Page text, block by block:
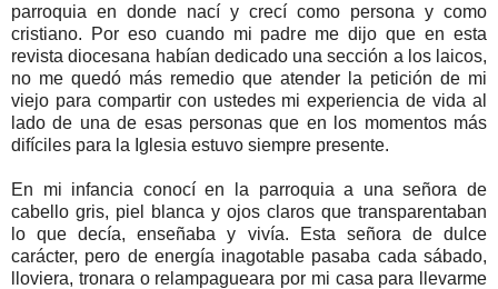
parroquia en donde nací y crecí como persona y como
cristiano. Por eso cuando mi padre me dijo que en esta
revista diocesana habían dedicado una sección a los laicos,
no me quedó más remedio que atender la petición de mi
viejo para compartir con ustedes mi experiencia de vida al
lado de una de esas personas que en los momentos más
difíciles para la Iglesia estuvo siempre presente.
En mi infancia conocí en la parroquia a una señora de
cabello gris, piel blanca y ojos claros que transparentaban
lo que decía, enseñaba y vivía. Esta señora de dulce
carácter, pero de energía inagotable pasaba cada sábado,
lloviera, tronara o relampagueara por mi casa para llevarme